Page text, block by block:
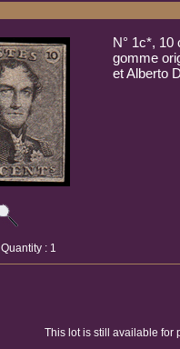
N° 1c*, 10
gomme
et Alberto
Quantity : 1
This lot is still available for